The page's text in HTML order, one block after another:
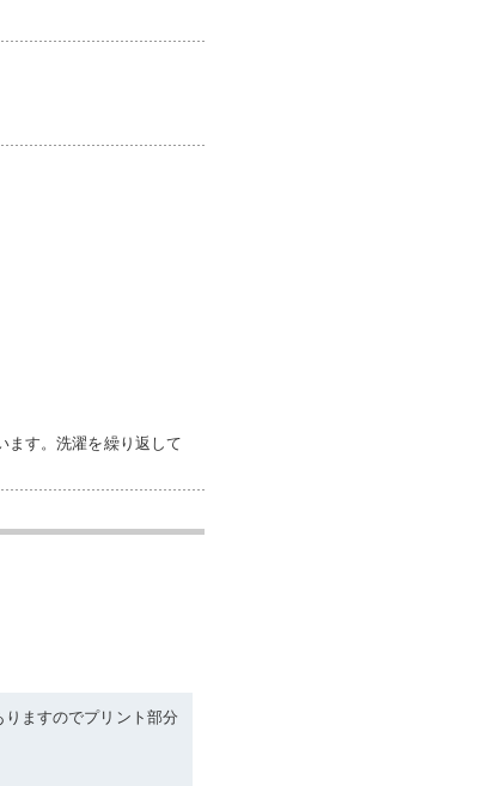
ます。洗濯を繰り返して
ますのでプリント部分